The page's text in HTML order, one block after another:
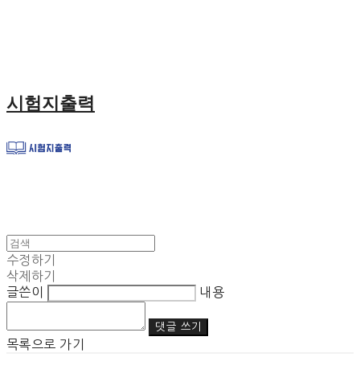
시험지출력
수정하기
삭제하기
글쓴이
내용
댓글 쓰기
목록으로 가기